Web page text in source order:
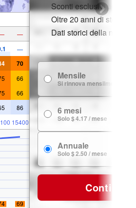
—
—
70
66
66
86
15400
69
Sconti esclusivi per i
Oltre 20 anni di storia
Dati storici della neve
Mensile
Si rinnova mensilmente
6 mesi
Solo $ 4.17 / mese
Annuale
Solo $ 2.50 / mese
Continua